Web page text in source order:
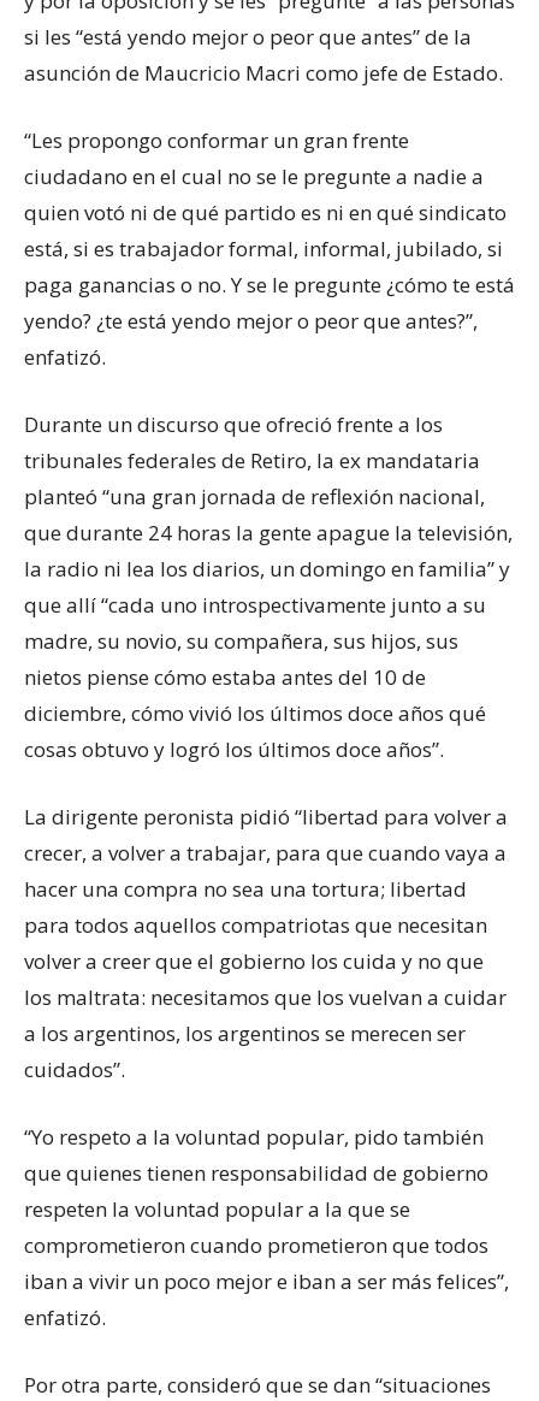
si les “está yendo mejor o peor que antes” de la
asunción de Maucricio Macri como jefe de Estado.
“Les propongo conformar un gran frente
ciudadano en el cual no se le pregunte a nadie a
quien votó ni de qué partido es ni en qué sindicato
está, si es trabajador formal, informal, jubilado, si
paga ganancias o no. Y se le pregunte ¿cómo te está
yendo? ¿te está yendo mejor o peor que antes?”,
enfatizó.
Durante un discurso que ofreció frente a los
tribunales federales de Retiro, la ex mandataria
planteó “una gran jornada de reflexión nacional,
que durante 24 horas la gente apague la televisión,
la radio ni lea los diarios, un domingo en familia” y
que allí “cada uno introspectivamente junto a su
madre, su novio, su compañera, sus hijos, sus
nietos piense cómo estaba antes del 10 de
diciembre, cómo vivió los últimos doce años qué
cosas obtuvo y logró los últimos doce años”.
La dirigente peronista pidió “libertad para volver a
crecer, a volver a trabajar, para que cuando vaya a
hacer una compra no sea una tortura; libertad
para todos aquellos compatriotas que necesitan
volver a creer que el gobierno los cuida y no que
los maltrata: necesitamos que los vuelvan a cuidar
a los argentinos, los argentinos se merecen ser
cuidados”.
“Yo respeto a la voluntad popular, pido también
que quienes tienen responsabilidad de gobierno
respeten la voluntad popular a la que se
comprometieron cuando prometieron que todos
iban a vivir un poco mejor e iban a ser más felices”,
enfatizó.
Por otra parte, consideró que se dan “situaciones